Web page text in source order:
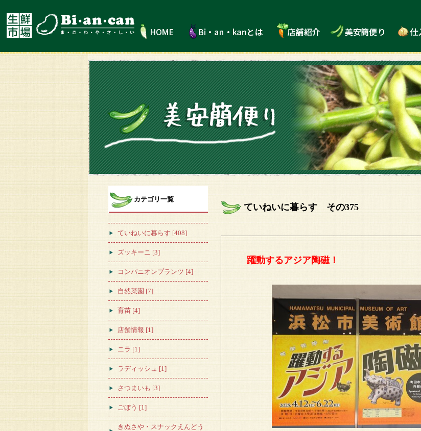
ていねいに暮らす その375
躍動するアジア陶磁！
カテゴリ一覧
ていねいに暮らす [408]
ズッキーニ [3]
コンパニオンプランツ [4]
自然菜園 [7]
育苗 [4]
店舗情報 [1]
ニラ [1]
ラディッシュ [1]
さつまいも [3]
ごぼう [1]
きぬさや・スナックえんどう